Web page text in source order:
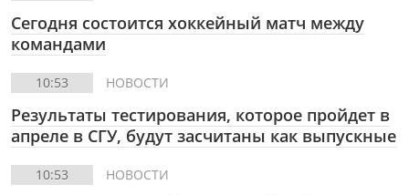
Сегодня состоится хоккейный матч между
командами
10:53 НОВОСТИ
Результаты тестирования, которое пройдет в
апреле в СГУ, будут засчитаны как выпускные
10:53 НОВОСТИ